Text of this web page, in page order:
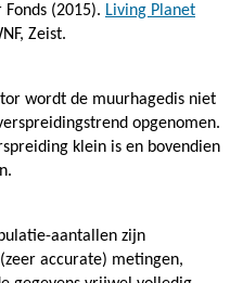
(2015). Living Planet
Zeist.
wordt de muurhagedis niet
opgenomen.
klein is en bovendien
aantallen zijn
accurate) metingen,